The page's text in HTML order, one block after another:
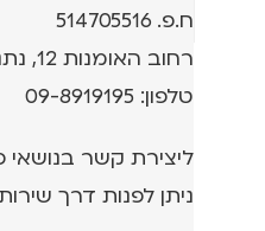
ח.פ. 514705516
רחוב האומנות 12, נתניה
טלפון: 09-8919195
ליצירת קשר בנושאי
ניתן לפנות דרך